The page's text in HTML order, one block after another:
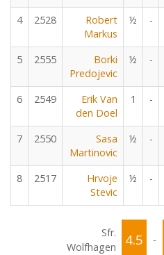
4 2528
Robert
Markus
½ -
5 2555
Borki
Predojevic
½ -
6 2549
Erik Van
den Doel
1 -
7 2550
Sasa
Martinovic
½ -
8 2517
Hrvoje
Stevic
½ -
Sfr.
Wolfhagen
4.5 -